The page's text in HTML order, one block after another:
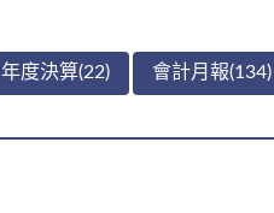
年度決算(22) 會計月報(134)